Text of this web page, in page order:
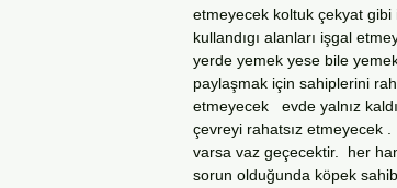
etmeyecek koltuk çekyat gibi
kullandıgı alanları işgal
yerde yemek yese bile
paylaşmak için sahiplerini
etmeyecek evde yalnız
çevreyi rahatsız etmeyecek .
varsa vaz geçecektir. her
sorun olduğunda köpek